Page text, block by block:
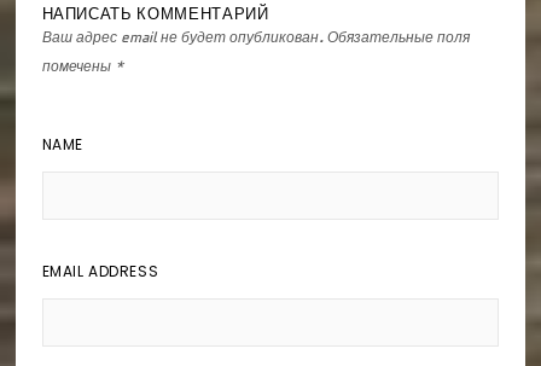
НАПИСАТЬ КОММЕНТАРИЙ
Ваш адрес email не будет опубликован. Обязательные поля
помечены *
NAME
EMAIL ADDRESS